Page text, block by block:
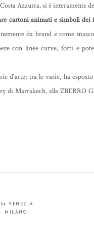
Azzurra, si è interamente
cartoni animati e simboli dei
da brand e come
con linee curve, forti e
d'arte; tra le varie, ha
di Marrakech, alla ZBERRO
VENEZIA
MILANO